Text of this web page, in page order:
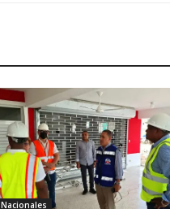
Nacionales